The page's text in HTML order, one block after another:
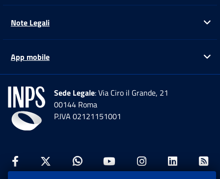
Note Legali
App mobile
Sede Legale: Via Ciro il Grande, 21
00144 Roma
P.IVA 02121151001
Facebook: Apre una nuova finestra
Twitter: Apre una nuova finestra
Whatsapp: Apre una nuova
Youtube: Apre una
Instagram: